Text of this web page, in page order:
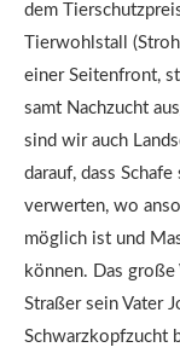
dem
Tierwohlstall
einer Seitenfront,
samt Nachzucht
sind wir auch
darauf, dass
verwerten, wo
möglich ist und
können. Das
Straßer sein Vater
Schwarzkopfzucht